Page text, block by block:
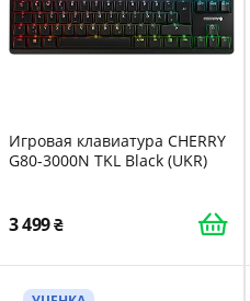
Игровая клавиатура CHERRY
G80-3000N TKL Black (UKR)
3 499